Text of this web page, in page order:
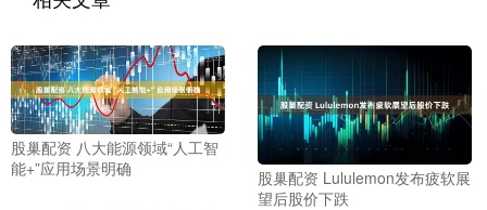
股巢配资 八大能源领域“人工智
能+”应用场景明确
股巢配资 Lululemon发布疲软展
望后股价下跌